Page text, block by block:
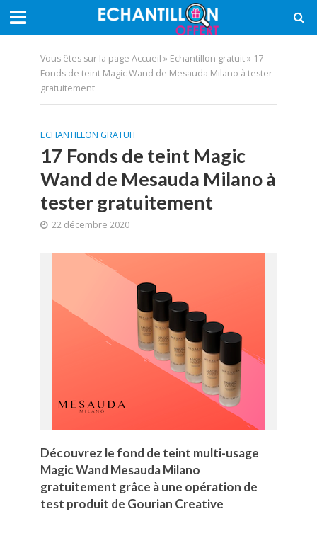
Vous êtes sur la page Accueil » Echantillon gratuit» 17
Fonds de teint Magic Wand de Mesauda Milano à tester
gratuitement
ECHANTILLON GRATUIT
17 Fonds de teint Magic
Wand de Mesauda Milano à
tester gratuitement
22 décembre 2020
Découvrez le fond de teint multi-usage
Magic Wand Mesauda Milano
gratuitement grâce à une opération de
test produit de Gourian Creative